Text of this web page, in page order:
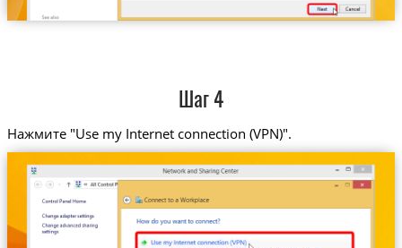
Шаг 4
Нажмите "Use my Internet connection (VPN)".